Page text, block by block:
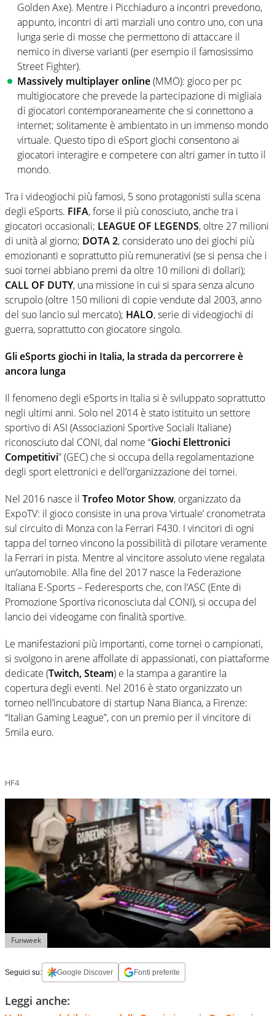
Golden Axe). Mentre i Picchiaduro a incontri prevedono,
appunto, incontri di arti marziali uno contro uno, con una
lunga serie di mosse che permettono di attaccare il
nemico in diverse varianti (per esempio il famosissimo
Street Fighter).
Massively multiplayer online(MMO): gioco per pc
multigiocatore che prevede la partecipazione di migliaia
di giocatori contemporaneamente che si connettono a
internet; solitamente è ambientato in un immenso mondo
virtuale. Questo tipo di eSport giochi consentono ai
giocatori interagire e competere con altri gamer in tutto il
mondo.
Tra i videogiochi più famosi, 5 sono protagonisti sulla scena
degli eSports. FIFA, forse il più conosciuto, anche tra i
giocatori occasionali; LEAGUE OF LEGENDS, oltre 27 milioni
di unità al giorno; DOTA 2, considerato uno dei giochi più
emozionanti e soprattutto più remunerativi (se si pensa che i
suoi tornei abbiano premi da oltre 10 milioni di dollari);
CALL OF DUTY, una missione in cui si spara senza alcuno
scrupolo (oltre 150 milioni di copie vendute dal 2003, anno
del suo lancio sul mercato); HALO, serie di videogiochi di
guerra, soprattutto con giocatore singolo.
Gli eSports giochi in Italia, la strada da percorrere è
ancora lunga
Il fenomeno degli eSports in Italia si è sviluppato soprattutto
negli ultimi anni. Solo nel 2014 è stato istituito un settore
sportivo di ASI (Associazioni Sportive Sociali Italiane)
riconosciuto dal CONI, dal nome “Giochi Elettronici
Competitivi” (GEC) che si occupa della regolamentazione
degli sport elettronici e dell’organizzazione dei tornei.
Nel 2016 nasce il Trofeo Motor Show, organizzato da
ExpoTV: il gioco consiste in una prova ‘virtuale’ cronometrata
sul circuito di Monza con la Ferrari F430. I vincitori di ogni
tappa del torneo vincono la possibilità di pilotare veramente
la Ferrari in pista. Mentre al vincitore assoluto viene regalata
un’automobile. Alla fine del 2017 nasce la Federazione
Italiana E-Sports – Federesports che, con l’ASC (Ente di
Promozione Sportiva riconosciuta dal CONI), si occupa del
lancio dei videogame con finalità sportive.
Le manifestazioni più importanti, come tornei o campionati,
si svolgono in arene affollate di appassionati, con piattaforme
dedicate (Twitch, Steam) e la stampa a garantire la
copertura degli eventi. Nel 2016 è stato organizzato un
torneo nell’incubatore di startup Nana Bianca, a Firenze:
“Italian Gaming League”, con un premio per il vincitore di
5mila euro.
HF4
Funweek
Seguici su: Google Discover Fonti preferite
Leggi anche: